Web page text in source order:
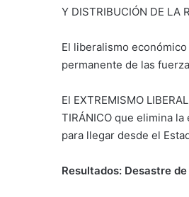
Y DISTRIBUCIÓN DE LA
El liberalismo
permanente de las
El EXTREMISMO
TIRÁNICO que elimina
para llegar desde el
Resultados: Desastre